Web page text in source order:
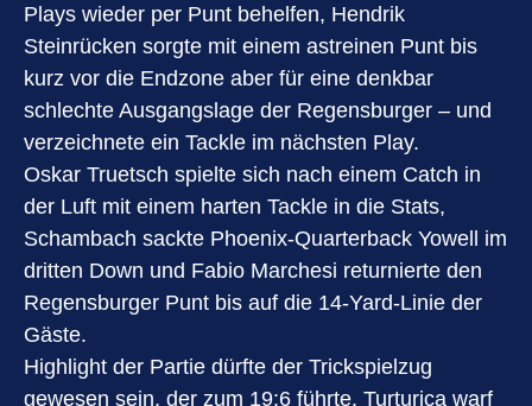
Plays wieder per Punt behelfen, Hendrik
Steinrücken sorgte mit einem astreinen Punt bis
kurz vor die Endzone aber für eine denkbar
schlechte Ausgangslage der Regensburger – und
verzeichnete ein Tackle im nächsten Play.
Oskar Truetsch spielte sich nach einem Catch in
der Luft mit einem harten Tackle in die Stats,
Schambach sackte Phoenix-Quarterback Yowell im
dritten Down und Fabio Marchesi returnierte den
Regensburger Punt bis auf die 14-Yard-Linie der
Gäste.
Highlight der Partie dürfte der Trickspielzug
gewesen sein, der zum 19:6 führte. Turturica warf